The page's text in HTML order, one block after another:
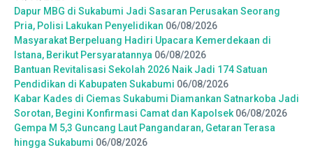
Dapur MBG di Sukabumi Jadi Sasaran Perusakan Seorang
Pria, Polisi Lakukan Penyelidikan 06/08/2026
Masyarakat Berpeluang Hadiri Upacara Kemerdekaan di
Istana, Berikut Persyaratannya 06/08/2026
Bantuan Revitalisasi Sekolah 2026 Naik Jadi 174 Satuan
Pendidikan di Kabupaten Sukabumi 06/08/2026
Kabar Kades di Ciemas Sukabumi Diamankan Satnarkoba Jadi
Sorotan, Begini Konfirmasi Camat dan Kapolsek 06/08/2026
Gempa M 5,3 Guncang Laut Pangandaran, Getaran Terasa
hingga Sukabumi 06/08/2026